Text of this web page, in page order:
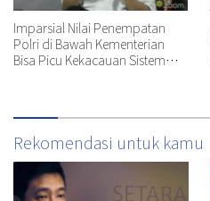
Imparsial Nilai Penempatan
Polri di Bawah Kementerian
Bisa Picu Kekacauan Sistem
Rekomendasi untuk kamu